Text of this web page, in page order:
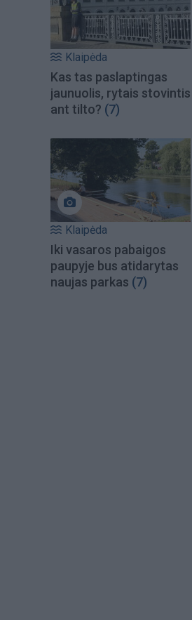
Klaipėda
Kas tas paslaptingas
jaunuolis, rytais stovintis
ant tilto? (7)
Klaipėda
Iki vasaros pabaigos
paupyje bus atidarytas
naujas parkas (7)